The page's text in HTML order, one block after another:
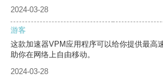
2024-03-28
游客
这款加速器VPM应用程序可以给你提供最高
助你在网络上自由移动。
2024-03-28